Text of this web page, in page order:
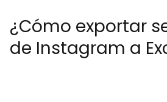
¿Cómo exportar
de Instagram a